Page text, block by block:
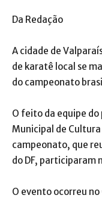
Da Redação
A cidade de
de karatê local se
do campeonato
O feito da equipe
Municipal de
campeonato, que
do DF, participaram
O evento ocorreu